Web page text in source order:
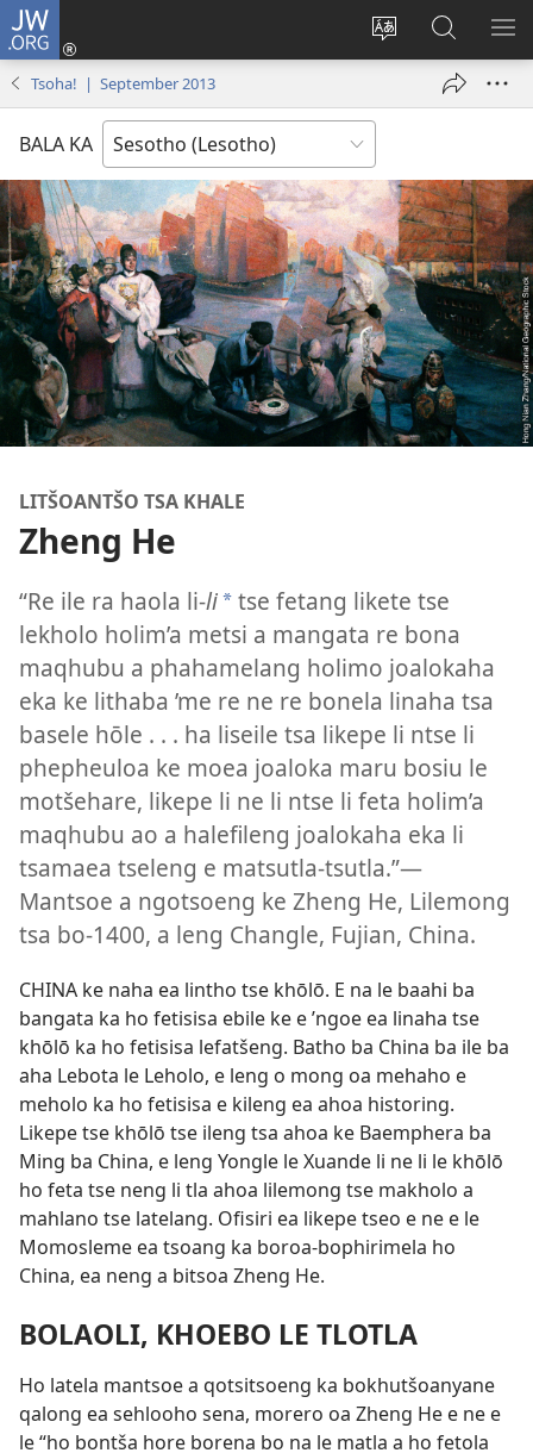
JW.ORG
Fetola
Kena
(opens
Batla
JW.ORG/
Tsoha! | September 2013
BALA KA
LITŠOANTŠO TSA KHALE
Zheng He
“Re ile ra haola li-li* tse fetang likete tse
lekholo holim’a metsi a mangata re bona
maqhubu a phahamelang holimo joalokaha
eka ke lithaba ’me re ne re bonela linaha tsa
basele hōle . . . ha liseile tsa likepe li ntse li
phepheuloa ke moea joaloka maru bosiu le
motšehare, likepe li ne li ntse li feta holim’a
maqhubu ao a halefileng joalokaha eka li
tsamaea tseleng e matsutla-tsutla.”—
Mantsoe a ngotsoeng ke Zheng He, Lilemong
tsa bo-1400, a leng Changle, Fujian, China.
CHINA ke naha ea lintho tse khōlō. E na le baahi ba
bangata ka ho fetisisa ebile ke e ’ngoe ea linaha tse
khōlō ka ho fetisisa lefatšeng. Batho ba China ba ile ba
aha Lebota le Leholo, e leng o mong oa mehaho e
meholo ka ho fetisisa e kileng ea ahoa historing.
Likepe tse khōlō tse ileng tsa ahoa ke Baemphera ba
Ming ba China, e leng Yongle le Xuande li ne li le khōlō
ho feta tse neng li tla ahoa lilemong tse makholo a
mahlano tse latelang. Ofisiri ea likepe tseo e ne e le
Momosleme ea tsoang ka boroa-bophirimela ho
China, ea neng a bitsoa Zheng He.
BOLAOLI, KHOEBO LE TLOTLA
Ho latela mantsoe a qotsitsoeng ka bokhutšoanyane
qalong ea sehlooho sena, morero oa Zheng He e ne e
le “ho bontša hore borena bo na le matla a ho fetola